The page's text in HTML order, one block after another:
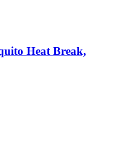
Heat Break,